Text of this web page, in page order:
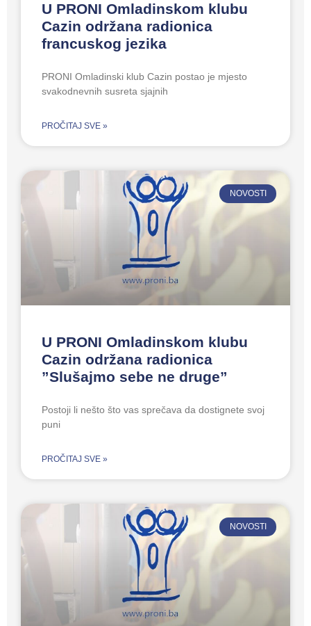
U PRONI Omladinskom klubu
Cazin održana radionica
francuskog jezika
PRONI Omladinski klub Cazin postao je mjesto
svakodnevnih susreta sjajnih
PROČITAJ SVE »
NOVOSTI
U PRONI Omladinskom klubu
Cazin održana radionica
”Slušajmo sebe ne druge”
Postoji li nešto što vas sprečava da dostignete svoj
puni
PROČITAJ SVE »
NOVOSTI